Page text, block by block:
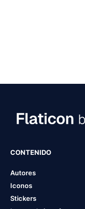
CONTENIDO
Autores
Iconos
Stickers